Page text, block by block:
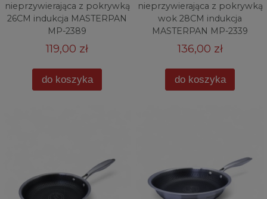
nieprzywierająca z pokrywką
26CM indukcja MASTERPAN
MP-2389
119,00 zł
do koszyka
nieprzywierająca z pokrywką
wok 28CM indukcja
MASTERPAN MP-2339
136,00 zł
do koszyka